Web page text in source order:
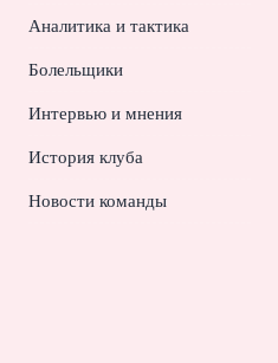
Аналитика и тактика
Болельщики
Интервью и мнения
История клуба
Новости команды